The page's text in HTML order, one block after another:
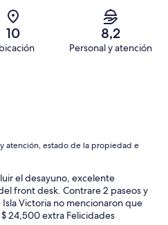
10 8,2
Personal y atención
atención, estado de la propiedad e
el desayuno, excelente
front desk. Contrare 2 paseos y
Victoria no mencionaron que
24,500 extra Felicidades